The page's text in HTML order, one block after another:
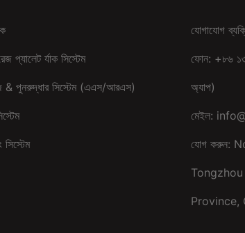
প্যালেট র্যাক সিস্টেম
& পুনরুদ্ধার সিস্টেম (এএস/আরএস)
সিস্টেম
যোগাযোগ
ফোন: +৮৬
অ্যাপ)
মেইল:
যোগ করুন:
Province,